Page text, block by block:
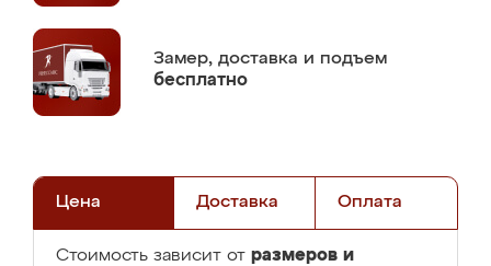
Замер, доставка и подъем
бесплатно
Цена Доставка Оплата
Стоимость зависит от размеров и